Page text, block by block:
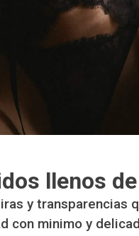
llenos
y transparencias
con minimo y